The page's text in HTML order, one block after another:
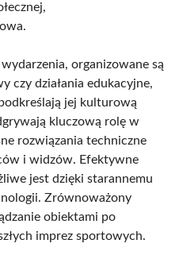
organizowane są
czy działania edukacyjne,
jej kulturową
kluczową rolę w
rozwiązania techniczne
i widzów. Efektywne
jest dzięki starannemu
Zrównoważony
obiektami po
imprez sportowych.